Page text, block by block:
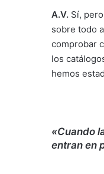
A.V. Sí,
sobre todo
comprobar
los
hemos
«Cuando
entran en